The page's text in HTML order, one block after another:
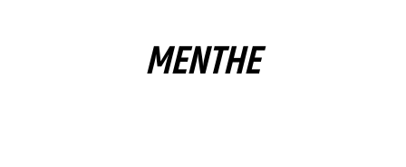
MENTHE